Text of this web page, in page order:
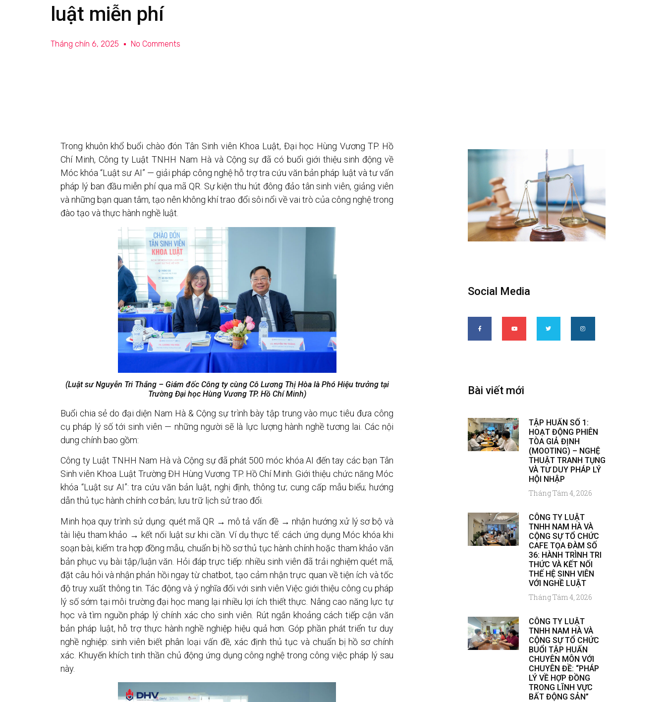
luật miễn phí
Tháng chín 6, 2025 No Comments
Trong khuôn khổ buổi chào đón Tân Sinh viên Khoa Luật, Đại học Hùng Vương TP. Hồ
Chí Minh, Công ty Luật TNHH Nam Hà và Cộng sự đã có buổi giới thiệu sinh động về
Móc khóa “Luật sư AI” — giải pháp công nghệ hỗ trợ tra cứu văn bản pháp luật và tư vấn
pháp lý ban đầu miễn phí qua mã QR. Sự kiện thu hút đông đảo tân sinh viên, giảng viên
và những bạn quan tâm, tạo nên không khí trao đổi sôi nổi về vai trò của công nghệ trong
đào tạo và thực hành nghề luật.
(Luật sư Nguyễn Tri Thắng – Giám đốc Công ty cùng Cô Lương Thị Hòa là Phó Hiệu trưởng tại
Trường Đại học Hùng Vương TP. Hồ Chí Minh)
Buổi chia sẻ do đại diện Nam Hà & Cộng sự trình bày tập trung vào mục tiêu đưa công
cụ pháp lý số tới sinh viên — những người sẽ là lực lượng hành nghề tương lai. Các nội
dung chính bao gồm:
Công ty Luật TNHH Nam Hà và Cộng sự đã phát 500 móc khóa AI đến tay các bạn Tân
Sinh viên Khoa Luật Trường ĐH Hùng Vương TP. Hồ Chí Minh. Giới thiệu chức năng Móc
khóa “Luật sư AI”: tra cứu văn bản luật, nghị định, thông tư; cung cấp mẫu biểu; hướng
dẫn thủ tục hành chính cơ bản; lưu trữ lịch sử trao đổi.
Minh họa quy trình sử dụng: quét mã QR → mô tả vấn đề → nhận hướng xử lý sơ bộ và
tài liệu tham khảo → kết nối luật sư khi cần. Ví dụ thực tế: cách ứng dụng Móc khóa khi
soạn bài, kiểm tra hợp đồng mẫu, chuẩn bị hồ sơ thủ tục hành chính hoặc tham khảo văn
bản phục vụ bài tập/luận văn. Hỏi đáp trực tiếp: nhiều sinh viên đã trải nghiệm quét mã,
đặt câu hỏi và nhận phản hồi ngay từ chatbot, tạo cảm nhận trực quan về tiện ích và tốc
độ truy xuất thông tin. Tác động và ý nghĩa đối với sinh viên Việc giới thiệu công cụ pháp
lý số sớm tại môi trường đại học mang lại nhiều lợi ích thiết thực. Nâng cao năng lực tự
học và tìm nguồn pháp lý chính xác cho sinh viên. Rút ngắn khoảng cách tiếp cận văn
bản pháp luật, hỗ trợ thực hành nghề nghiệp hiệu quả hơn. Góp phần phát triển tư duy
nghề nghiệp: sinh viên biết phân loại vấn đề, xác định thủ tục và chuẩn bị hồ sơ chính
xác. Khuyến khích tinh thần chủ động ứng dụng công nghệ trong công việc pháp lý sau
này.
Social Media
Bài viết mới
TẬP HUẤN SỐ 1:
HOẠT ĐỘNG PHIÊN
TÒA GIẢ ĐỊNH
(MOOTING) – NGHỆ
THUẬT TRANH TỤNG
VÀ TƯ DUY PHÁP LÝ
HỘI NHẬP
Tháng Tám 4, 2026
CÔNG TY LUẬT
TNHH NAM HÀ VÀ
CỘNG SỰ TỔ CHỨC
CAFE TỌA ĐÀM SỐ
36: HÀNH TRÌNH TRI
THỨC VÀ KẾT NỐI
THẾ HỆ SINH VIÊN
VỚI NGHỀ LUẬT
Tháng Tám 4, 2026
CÔNG TY LUẬT
TNHH NAM HÀ VÀ
CỘNG SỰ TỔ CHỨC
BUỔI TẬP HUẤN
CHUYÊN MÔN VỚI
CHUYÊN ĐỀ: “PHÁP
LÝ VỀ HỢP ĐỒNG
TRONG LĨNH VỰC
BẤT ĐỘNG SẢN”